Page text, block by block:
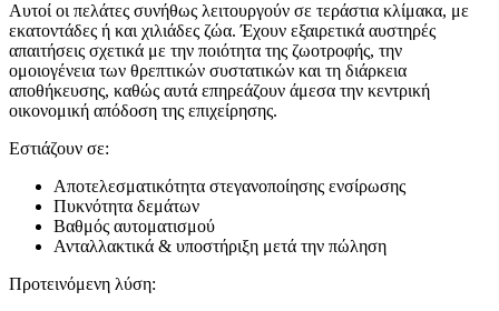
Αυτοί οι πελάτες συνήθως λειτουργούν σε τεράστια κλίμακα, με
εκατοντάδες ή και χιλιάδες ζώα. Έχουν εξαιρετικά αυστηρές
απαιτήσεις σχετικά με την ποιότητα της ζωοτροφής, την
ομοιογένεια των θρεπτικών συστατικών και τη διάρκεια
αποθήκευσης, καθώς αυτά επηρεάζουν άμεσα την κεντρική
οικονομική απόδοση της επιχείρησης.
Εστιάζουν σε:
Αποτελεσματικότητα στεγανοποίησης ενσίρωσης
Πυκνότητα δεμάτων
Βαθμός αυτοματισμού
Ανταλλακτικά & υποστήριξη μετά την πώληση
Προτεινόμενη λύση: